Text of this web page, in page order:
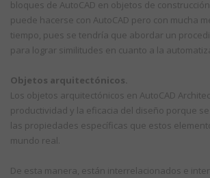
bloques de AutoCAD en objetos de
puede hacerse con AutoCAD pero con mucha
tiempo, pues se tendría que abordar un
para lograr similitudes en cuanto a la
Objetos arquitectónicos.
Los objetos arquitectónicos en AutoCAD
productividad y la eficacia del diseño porque
las propiedades específicas que estos
mundo real.
De esta manera, están interrelacionados e